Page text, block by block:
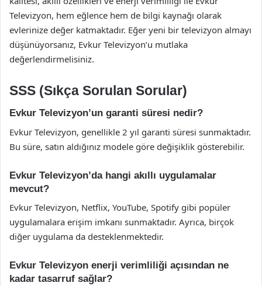
Televizyon, hem eğlence hem de bilgi kaynağı olarak
evlerinize değer katmaktadır. Eğer yeni bir televizyon almayı
düşünüyorsanız, Evkur Televizyon’u mutlaka
değerlendirmelisiniz.
SSS (Sıkça Sorulan Sorular)
Evkur Televizyon’un garanti süresi nedir?
Evkur Televizyon, genellikle 2 yıl garanti süresi sunmaktadır.
Bu süre, satın aldığınız modele göre değişiklik gösterebilir.
Evkur Televizyon’da hangi akıllı uygulamalar
mevcut?
Evkur Televizyon, Netflix, YouTube, Spotify gibi popüler
uygulamalara erişim imkanı sunmaktadır. Ayrıca, birçok
diğer uygulama da desteklenmektedir.
Evkur Televizyon enerji verimliliği açısından ne
kadar tasarruf sağlar?